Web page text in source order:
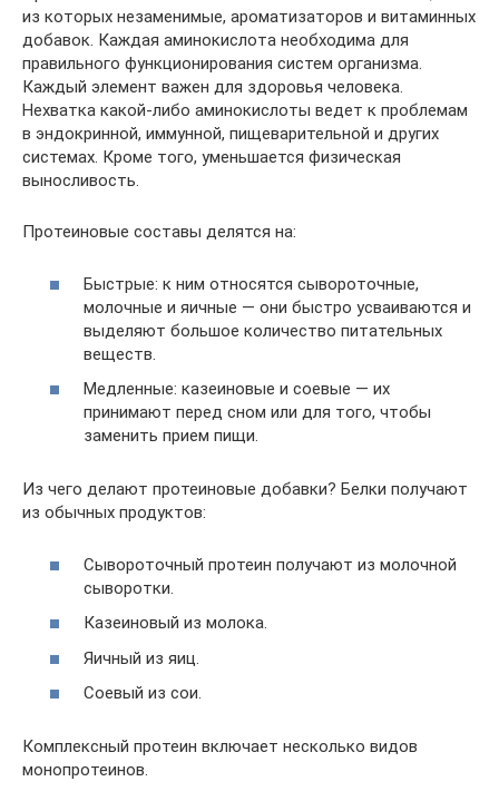
из которых незаменимые, ароматизаторов и витаминных
добавок. Каждая аминокислота необходима для
правильного функционирования систем организма.
Каждый элемент важен для здоровья человека.
Нехватка какой-либо аминокислоты ведет к проблемам
в эндокринной, иммунной, пищеварительной и других
системах. Кроме того, уменьшается физическая
выносливость.
Протеиновые составы делятся на:
Быстрые: к ним относятся сывороточные,
молочные и яичные — они быстро усваиваются и
выделяют большое количество питательных
веществ.
Медленные: казеиновые и соевые — их
принимают перед сном или для того, чтобы
заменить прием пищи.
Из чего делают протеиновые добавки? Белки получают
из обычных продуктов:
Сывороточный протеин получают из молочной
сыворотки.
Казеиновый из молока.
Яичный из яиц.
Соевый из сои.
Комплексный протеин включает несколько видов
монопротеинов.